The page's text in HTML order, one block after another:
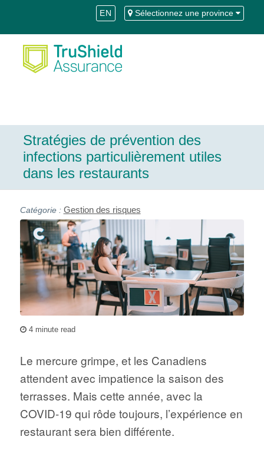
Content
la
navigation
EN Sélectionnez une province
Stratégies de prévention des
infections particulièrement utiles
dans les restaurants
Gestion des risques
4 minute read
Le mercure grimpe, et les Canadiens
attendent avec impatience la saison des
terrasses. Mais cette année, avec la
COVID-19 qui rôde toujours, l’expérience en
restaurant sera bien différente.